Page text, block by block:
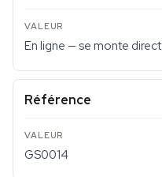
En ligne — se monte
Référence
GS0014